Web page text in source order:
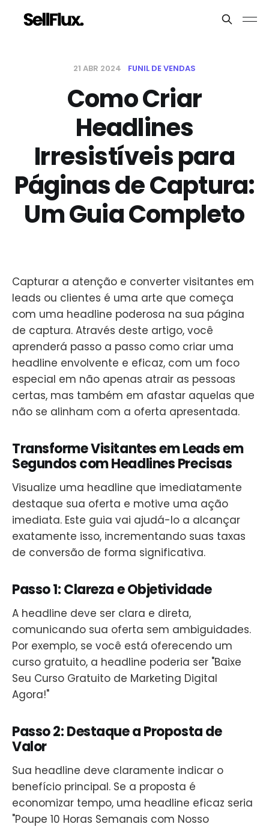
21 ABR 2024 FUNIL DE VENDAS
Como Criar
Headlines
Irresistíveis para
Páginas de Captura:
Um Guia Completo
Capturar a atenção e converter visitantes em
leads ou clientes é uma arte que começa
com uma headline poderosa na sua página
de captura. Através deste artigo, você
aprenderá passo a passo como criar uma
headline envolvente e eficaz, com um foco
especial em não apenas atrair as pessoas
certas, mas também em afastar aquelas que
não se alinham com a oferta apresentada.
Transforme Visitantes em Leads em
Segundos com Headlines Precisas
Visualize uma headline que imediatamente
destaque sua oferta e motive uma ação
imediata. Este guia vai ajudá-lo a alcançar
exatamente isso, incrementando suas taxas
de conversão de forma significativa.
Passo 1: Clareza e Objetividade
A headline deve ser clara e direta,
comunicando sua oferta sem ambiguidades.
Por exemplo, se você está oferecendo um
curso gratuito, a headline poderia ser "Baixe
Seu Curso Gratuito de Marketing Digital
Agora!"
Passo 2: Destaque a Proposta de
Valor
Sua headline deve claramente indicar o
benefício principal. Se a proposta é
economizar tempo, uma headline eficaz seria
"Poupe 10 Horas Semanais com Nosso